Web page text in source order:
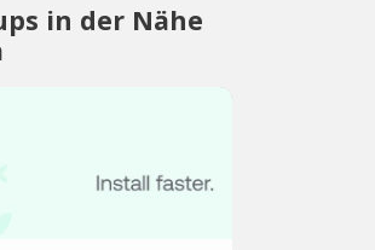
in der Nähe